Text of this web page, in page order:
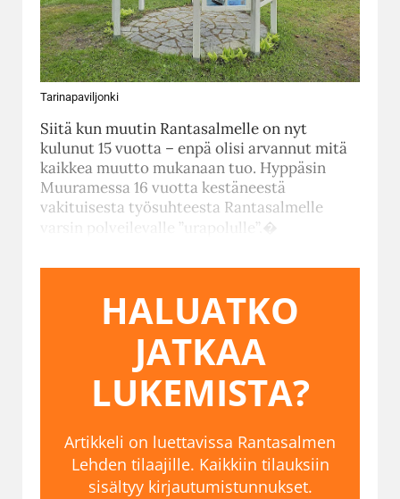
Tarinapaviljonki
Siitä kun muutin Rantasalmelle on nyt
kulunut 15 vuotta – enpä olisi arvannut mitä
kaikkea muutto mukanaan tuo. Hyppäsin
Muuramessa 16 vuotta kestäneestä
vakituisesta työsuhteesta Rantasalmelle
varsin polveilevalle ”urapolulle”.�
HALUATKO
JATKAA
LUKEMISTA?
Artikkeli on luettavissa Rantasalmen
Lehden tilaajille. Kaikkiin tilauksiin
sisältyy kirjautumistunnukset.